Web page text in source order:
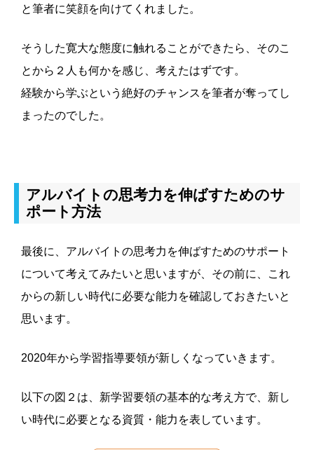
と筆者に笑顔を向けてくれました。
そうした寛大な態度に触れることができたら、そのこ
とから２人も何かを感じ、考えたはずです。
経験から学ぶという絶好のチャンスを筆者が奪ってし
まったのでした。
アルバイトの思考力を伸ばすためのサ
ポート方法
最後に、アルバイトの思考力を伸ばすためのサポート
について考えてみたいと思いますが、その前に、これ
からの新しい時代に必要な能力を確認しておきたいと
思います。
2020年から学習指導要領が新しくなっていきます。
以下の図２は、新学習要領の基本的な考え方で、新し
い時代に必要となる資質・能力を表しています。